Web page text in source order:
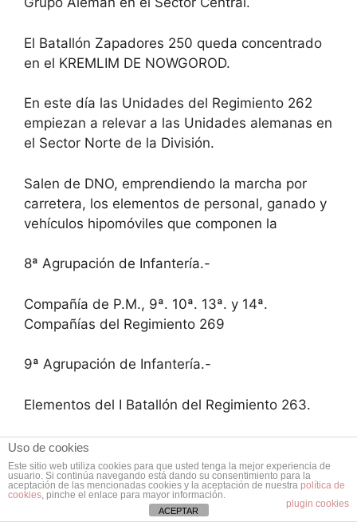
El Batallón Zapadores 250 queda concentrado
en el KREMLIM DE NOWGOROD.
En este día las Unidades del Regimiento 262
empiezan a relevar a las Unidades alemanas en
el Sector Norte de la División.
Salen de DNO, emprendiendo la marcha por
carretera, los elementos de personal, ganado y
vehículos hipomóviles que componen la
8ª Agrupación de Infantería.-
Compañía de P.M., 9ª. 10ª. 13ª. y 14ª.
Compañías del Regimiento 269
9ª Agrupación de Infantería.-
Elementos del I Batallón del Regimiento 263.
A las 16,30 sale de DNO por ferrocarril
elementos de la Compañía de P.M. 9ª y 10ª
Compañías del Regimiento 269 y el l Batallón
del Regimiento 263.
Uso de cookies
Este sitio web utiliza cookies para que usted tenga la mejor experiencia de
usuario. Si continúa navegando está dando su consentimiento para la
aceptación de las mencionadas cookies y la aceptación de nuestra política de
cookies, pinche el enlace para mayor información.
plugin cookies
ACEPTAR